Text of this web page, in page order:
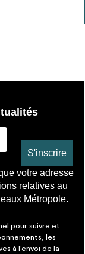
votre adresse
relatives au
Métropole.
pour suivre et
les
à l’envoi de la